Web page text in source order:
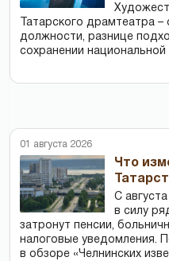
Татарского драмтеатра
должности, разнице
сохранении национальной
01 августа 2026
Что
С
в силу
затронут пенсии,
налоговые уведомления.
в обзоре «Челнинских